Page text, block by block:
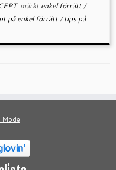
märktenkel förrätt/
på enkel förrätt/tips på